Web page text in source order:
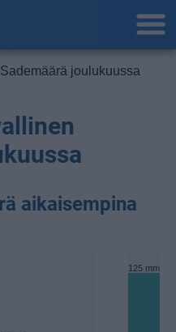
joulukuussa
aikaisempina
125 mm